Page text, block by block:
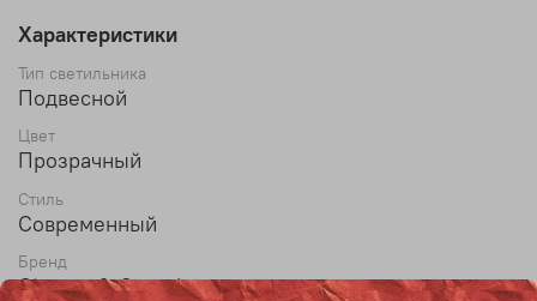
Характеристики
Тип светильника
Подвесной
Цвет
Прозрачный
Стиль
Современный
Бренд
Giopato & Coombes